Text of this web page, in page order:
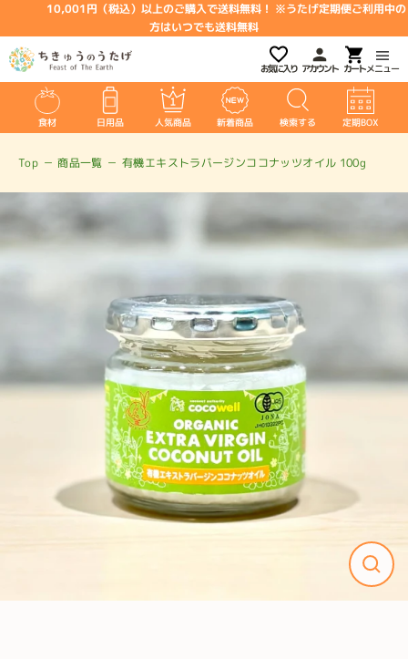
10,001円（税込）以上のご購入で送料無料！ ※うたげ定期便ご利用中の
方はいつでも送料無料
メニュー
アカウント
お気に入り
食材 日用品 人気商品 新着商品 検索する 定期BOX
Top － 商品一覧 － 有機エキストラバージンココナッツオイル 100g